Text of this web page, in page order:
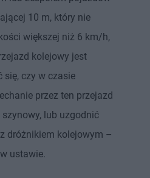
10 m, który nie
większej niż 6 km/h,
kolejowy jest
się, czy w czasie
przez ten przejazd
lub uzgodnić
dróżnikiem kolejowym –
ustawie.